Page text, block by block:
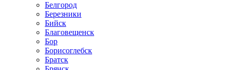
Белгород
Березники
Бийск
Благовещенск
Бор
Борисоглебск
Братск